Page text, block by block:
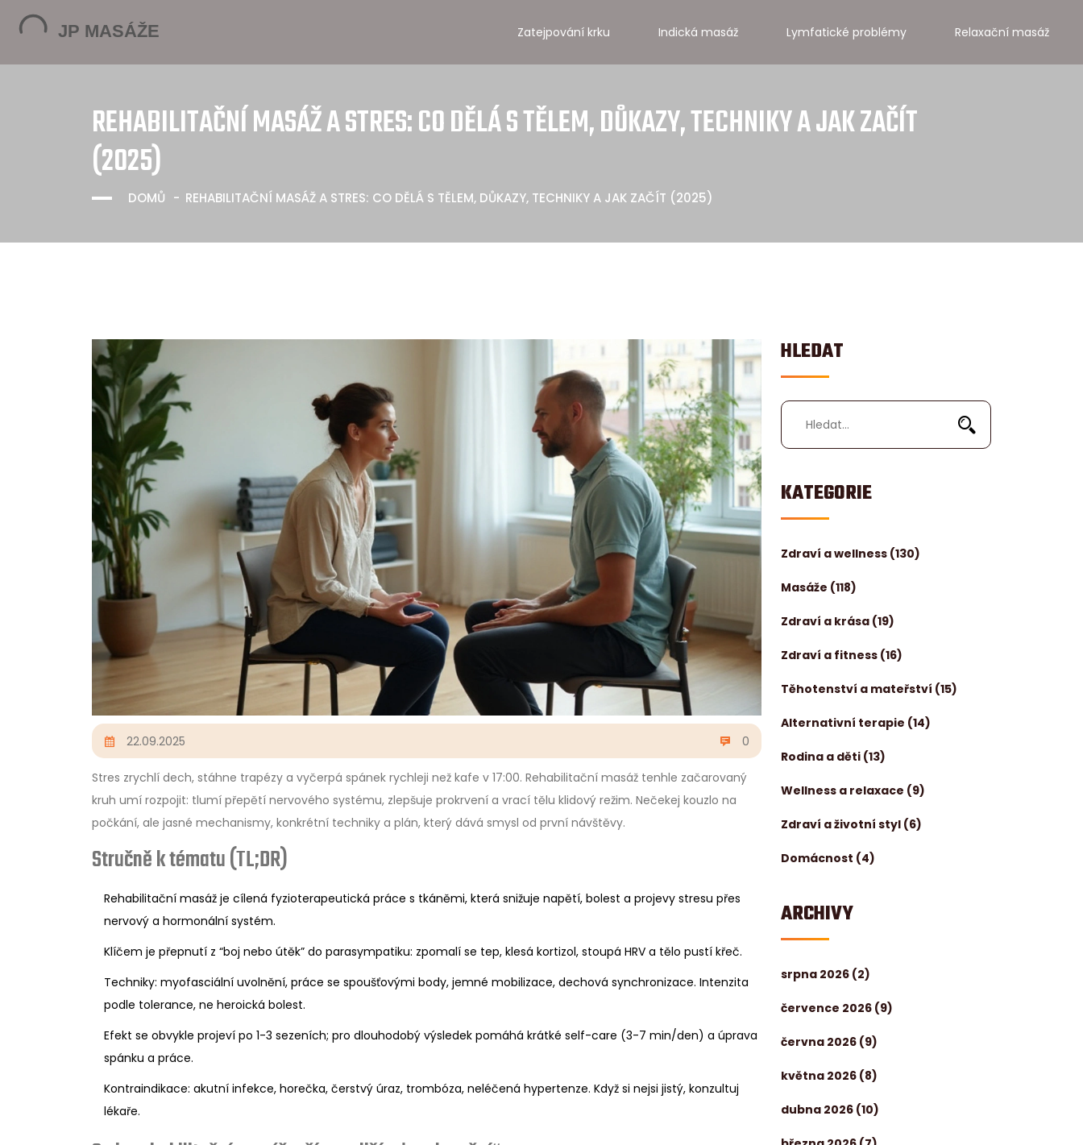
Zatejpování krku Indická masáž Lymfatické problémy Relaxační masáž
REHABILITAČNÍ MASÁŽ A STRES: CO DĚLÁ S TĚLEM, DŮKAZY, TECHNIKY A JAK ZAČÍT
(2025)
DOMŮ REHABILITAČNÍ MASÁŽ A STRES: CO DĚLÁ S TĚLEM, DŮKAZY, TECHNIKY A JAK ZAČÍT (2025)
HLEDAT
KATEGORIE
Zdraví a wellness (130)
Masáže (118)
Zdraví a krása (19)
Zdraví a fitness (16)
Těhotenství a mateřství (15)
Alternativní terapie (14)
Rodina a děti (13)
Wellness a relaxace (9)
Zdraví a životní styl (6)
Domácnost (4)
ARCHIVY
srpna 2026 (2)
července 2026 (9)
června 2026 (9)
května 2026 (8)
dubna 2026 (10)
22.09.2025 0
Stres zrychlí dech, stáhne trapézy a vyčerpá spánek rychleji než kafe v 17:00. Rehabilitační masáž tenhle začarovaný
kruh umí rozpojit: tlumí přepětí nervového systému, zlepšuje prokrvení a vrací tělu klidový režim. Nečekej kouzlo na
počkání, ale jasné mechanismy, konkrétní techniky a plán, který dává smysl od první návštěvy.
Stručně k tématu (TL;DR)
Rehabilitační masáž je cílená fyzioterapeutická práce s tkáněmi, která snižuje napětí, bolest a projevy stresu přes
nervový a hormonální systém.
Klíčem je přepnutí z “boj nebo útěk” do parasympatiku: zpomalí se tep, klesá kortizol, stoupá HRV a tělo pustí křeč.
Techniky: myofasciální uvolnění, práce se spoušťovými body, jemné mobilizace, dechová synchronizace. Intenzita
podle tolerance, ne heroická bolest.
Efekt se obvykle projeví po 1-3 sezeních; pro dlouhodobý výsledek pomáhá krátké self-care (3-7 min/den) a úprava
spánku a práce.
Kontraindikace: akutní infekce, horečka, čerstvý úraz, trombóza, neléčená hypertenze. Když si nejsi jistý, konzultuj
lékaře.